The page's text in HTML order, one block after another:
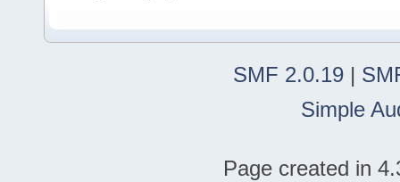
SMF 2.0.19 |
Simple
Page created in